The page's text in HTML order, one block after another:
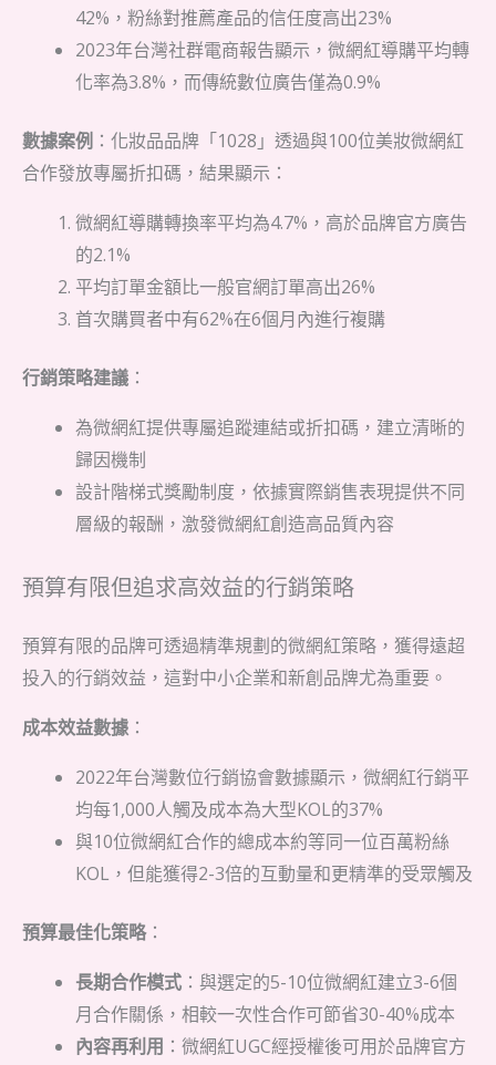
42%，粉絲對推薦產品的信任度高出23%
2023年台灣社群電商報告顯示，微網紅導購平均轉
化率為3.8%，而傳統數位廣告僅為0.9%
數據案例 ：化妝品品牌「1028」透過與100位美妝微網紅
合作發放專屬折扣碼，結果顯示：
微網紅導購轉換率平均為4.7%，高於品牌官方廣告
的2.1%
平均訂單金額比一般官網訂單高出26%
首次購買者中有62%在6個月內進行複購
行銷策略建議 ：
為微網紅提供專屬追蹤連結或折扣碼，建立清晰的
歸因機制
設計階梯式獎勵制度，依據實際銷售表現提供不同
層級的報酬，激發微網紅創造高品質內容
預算有限但追求高效益的行銷策略
預算有限的品牌可透過精準規劃的微網紅策略，獲得遠超
投入的行銷效益，這對中小企業和新創品牌尤為重要。
成本效益數據 ：
2022年台灣數位行銷協會數據顯示，微網紅行銷平
均每1,000人觸及成本為大型KOL的37%
與10位微網紅合作的總成本約等同一位百萬粉絲
KOL，但能獲得2-3倍的互動量和更精準的受眾觸及
預算最佳化策略：
長期合作模式 ：與選定的5-10位微網紅建立3-6個
月合作關係，相較一次性合作可節省30-40%成本
內容再利用 ：微網紅UGC經授權後可用於品牌官方